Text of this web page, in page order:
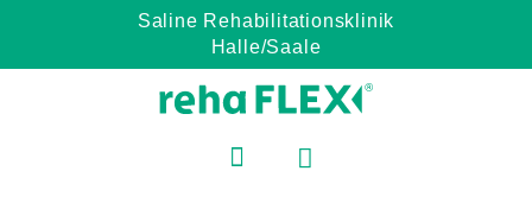
Saline Rehabilitationsklinik
Halle/Saale